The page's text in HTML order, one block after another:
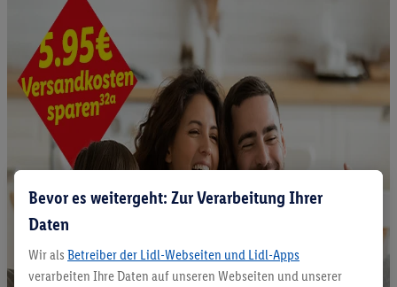
Bevor es weitergeht: Zur Verarbeitung Ihrer
Daten
Wir als Betreiber der Lidl-Webseiten und Lidl-Apps
verarbeiten Ihre Daten auf unseren Webseiten und unserer